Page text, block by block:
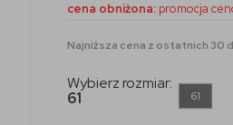
cena obniżona: promocja
Najniższa cena z ostatnich 30
Wybierz rozmiar:
61
61